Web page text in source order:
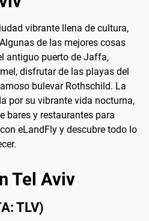
vibrante llena de cultura,
de las mejores cosas
antiguo puerto de Jaffa,
disfrutar de las playas del
bulevar Rothschild. La
por su vibrante vida nocturna,
bares y restaurantes para
eLandFly y descubre todo lo
Tel Aviv
TLV)